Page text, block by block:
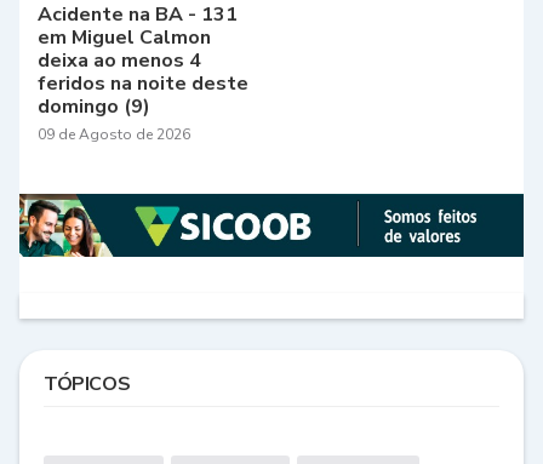
Acidente na BA - 131
em Miguel Calmon
deixa ao menos 4
feridos na noite deste
domingo (9)
09 de Agosto de 2026
TÓPICOS